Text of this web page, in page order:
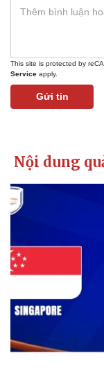
Kinh tế
Khởi nghiệp
This site is protected by
Service apply.
Gửi tin